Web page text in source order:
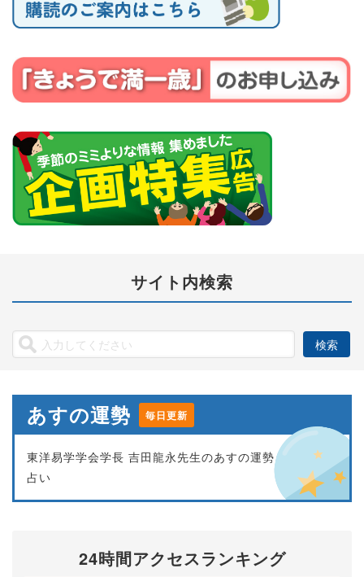
サイト内検索
あすの運勢 毎日更新
東洋易学学会学長 吉田龍永先生のあすの運勢
占い
24時間アクセスランキング